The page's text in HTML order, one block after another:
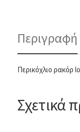
Περιγραφή
Περικόχλιο ρακόρ
Σχετικά